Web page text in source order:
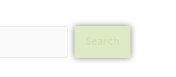
Search